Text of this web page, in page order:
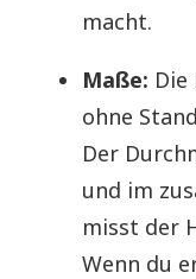
macht.
Maße:
ohne
Der
und im
misst der
Wenn du